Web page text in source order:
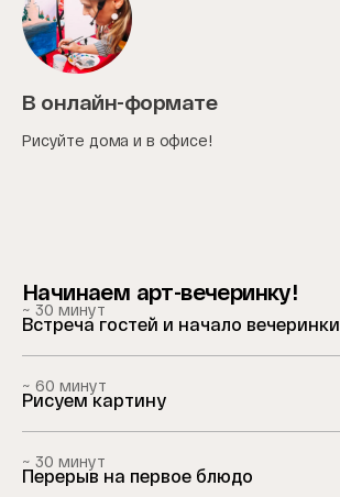
В онлайн-формате
Рисуйте дома и в офисе!
Начинаем арт-вечеринку!
~ 30 минут
Встреча гостей и начало вечеринки
~ 60 минут
Рисуем картину
~ 30 минут
Перерыв на первое блюдо